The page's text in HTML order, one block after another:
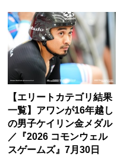
【エリートカテゴリ結果
一覧】アワンが16年越し
の男子ケイリン金メダル
／『2026 コモンウェル
スゲームズ』7月30日